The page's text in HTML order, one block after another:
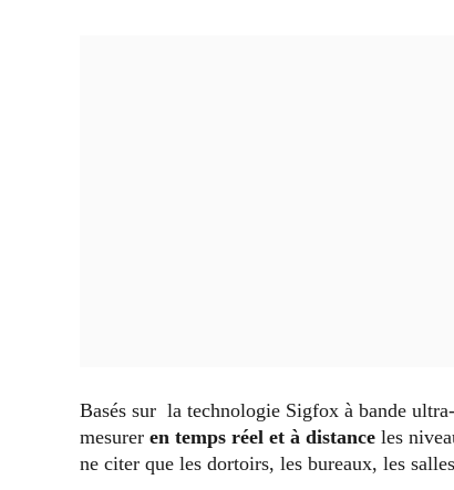
Basés sur la technologie Sigfox à bande
mesurer en temps réel et à distance les
ne citer que les dortoirs, les bureaux, les